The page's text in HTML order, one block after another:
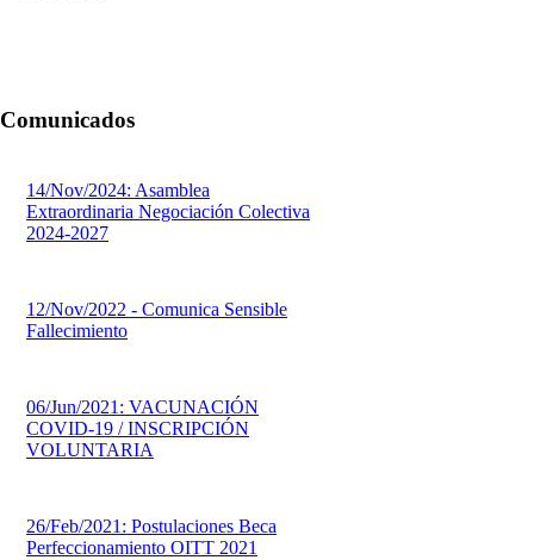
Comunicados
14/Nov/2024: Asamblea
Extraordinaria Negociación Colectiva
2024-2027
12/Nov/2022 - Comunica Sensible
Fallecimiento
06/Jun/2021: VACUNACIÓN
COVID-19 / INSCRIPCIÓN
VOLUNTARIA
26/Feb/2021: Postulaciones Beca
Perfeccionamiento OITT 2021